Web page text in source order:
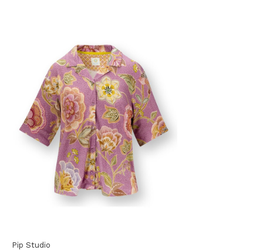
Pip Studio